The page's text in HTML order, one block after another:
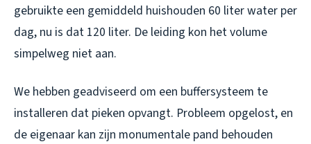
gebruikte een gemiddeld huishouden 60 liter water per
dag, nu is dat 120 liter. De leiding kon het volume
simpelweg niet aan.
We hebben geadviseerd om een buffersysteem te
installeren dat pieken opvangt. Probleem opgelost, en
de eigenaar kan zijn monumentale pand behouden